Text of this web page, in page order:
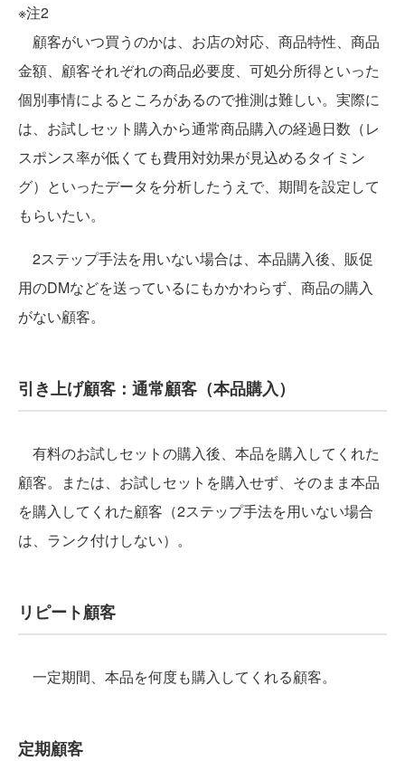
※注2
顧客がいつ買うのかは、お店の対応、商品特性、商品
金額、顧客それぞれの商品必要度、可処分所得といった
個別事情によるところがあるので推測は難しい。実際に
は、お試しセット購入から通常商品購入の経過日数（レ
スポンス率が低くても費用対効果が見込めるタイミン
グ）といったデータを分析したうえで、期間を設定して
もらいたい。
2ステップ手法を用いない場合は、本品購入後、販促
用のDMなどを送っているにもかかわらず、商品の購入
がない顧客。
引き上げ顧客：通常顧客（本品購入）
有料のお試しセットの購入後、本品を購入してくれた
顧客。または、お試しセットを購入せず、そのまま本品
を購入してくれた顧客（2ステップ手法を用いない場合
は、ランク付けしない）。
リピート顧客
一定期間、本品を何度も購入してくれる顧客。
定期顧客